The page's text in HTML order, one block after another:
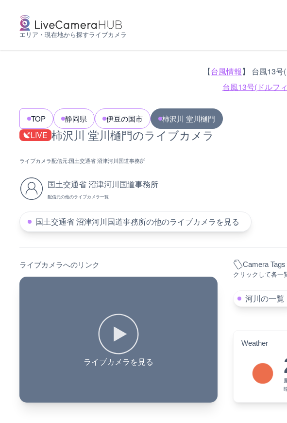
エリア・現在地から探すライブカメラ
【台風情報】 台風13号
台風13号(ドルフ
TOP 静岡県 伊豆の国市 柿沢川 堂川樋門
LIVE 柿沢川 堂川樋門のライブカメラ
ライブカメラ配信元:国土交通省 沼津河川国道事務所
国土交通省 沼津河川国道事務所
配信元の他のライブカメラ一覧
国土交通省 沼津河川国道事務所の他のライブカメラを見る
ライブカメラへのリンク
ライブカメラを見る
Camera Tags
クリックして各一
河川の一覧
Weather